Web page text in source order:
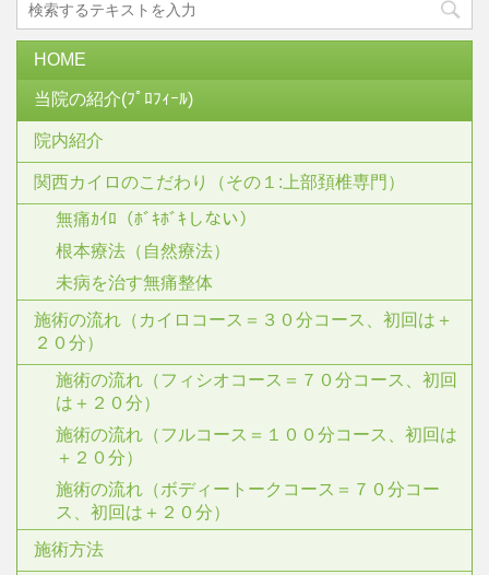
HOME
当院の紹介(ﾌﾟﾛﾌｨｰﾙ)
院内紹介
関西カイロのこだわり（その１:上部頚椎専門）
無痛ｶｲﾛ（ﾎﾞｷﾎﾞｷしない）
根本療法（自然療法）
未病を治す無痛整体
施術の流れ（カイロコース＝３０分コース、初回は＋
２０分）
施術の流れ（フィシオコース＝７０分コース、初回
は＋２０分）
施術の流れ（フルコース＝１００分コース、初回は
＋２０分）
施術の流れ（ボディートークコース＝７０分コー
ス、初回は＋２０分）
施術方法